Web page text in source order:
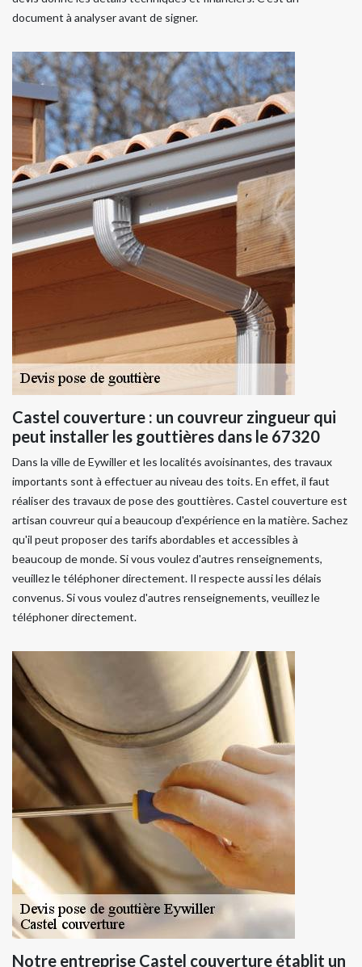
document à analyser avant de signer.
Castel couverture : un couvreur zingueur qui
peut installer les gouttières dans le 67320
Dans la ville de Eywiller et les localités avoisinantes, des travaux
importants sont à effectuer au niveau des toits. En effet, il faut
réaliser des travaux de pose des gouttières. Castel couverture est
artisan couvreur qui a beaucoup d'expérience en la matière. Sachez
qu'il peut proposer des tarifs abordables et accessibles à
beaucoup de monde. Si vous voulez d'autres renseignements,
veuillez le téléphoner directement. Il respecte aussi les délais
convenus. Si vous voulez d'autres renseignements, veuillez le
téléphoner directement.
Notre entreprise Castel couverture établit un